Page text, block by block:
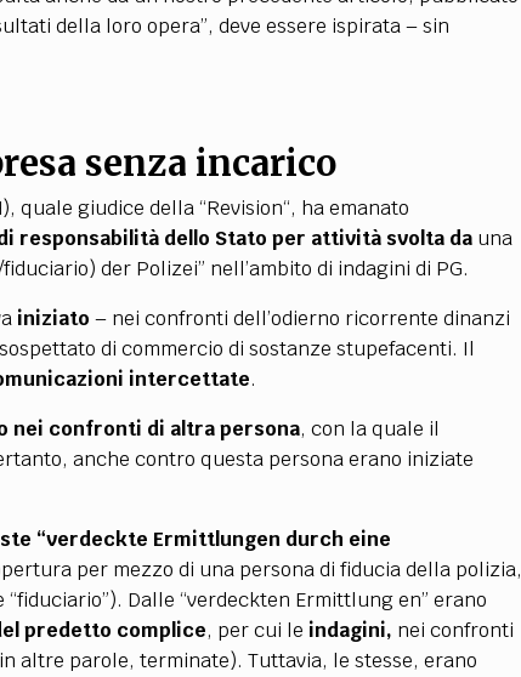
della loro opera”, deve essere ispirata – sin
senza incarico
quale giudice della “Revision“, ha emanato
responsabilità dello Stato per attività svolta da una
der Polizei” nell’ambito di indagini di PG.
iniziato – nei confronti dell’odierno ricorrente dinanzi
di commercio di sostanze stupefacenti. Il
intercettate.
nei confronti di altra persona, con la quale il
anche contro questa persona erano iniziate
“verdeckte Ermittlungen durch eine
per mezzo di una persona di fiducia della polizia,
Dalle “verdeckten Ermittlung en” erano
predetto complice, per cui le indagini, nei confronti
altre parole, terminate). Tuttavia, le stesse, erano